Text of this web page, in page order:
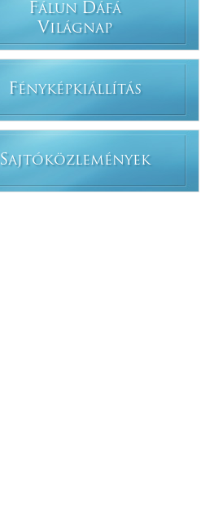
FÁLUN DÁFÁ
VILÁGNAP
FÉNYKÉPKIÁLLÍTÁS
SAJTÓKÖZLEMÉNYEK